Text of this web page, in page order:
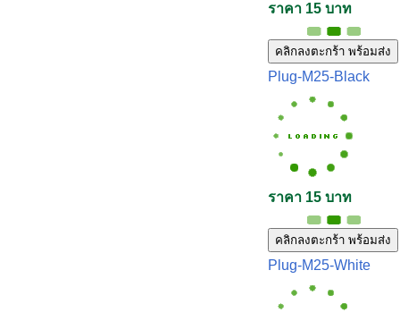
ราคา 15 บาท
คลิกลงตะกร้า พร้อมส่ง
Plug-M25-Black
ราคา 15 บาท
คลิกลงตะกร้า พร้อมส่ง
Plug-M25-White